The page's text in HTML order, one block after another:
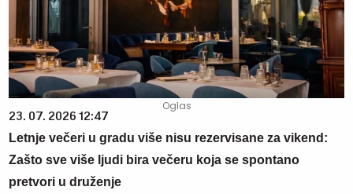
23. 07. 2026 12:47
Letnje večeri u gradu više nisu rezervisane za vikend:
Zašto sve više ljudi bira večeru koja se spontano
pretvori u druženje